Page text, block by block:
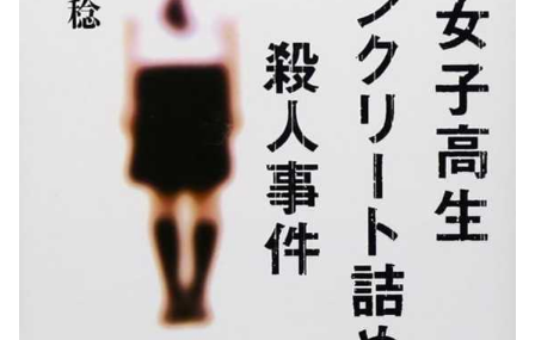
樹里と中学生のカーセクロス完全版。新事実発見し
高市早苗「寝てない」それは分かったが「徹夜した
ので辛くて宿題やってません」って言う奴高市早苗
以外に見たことないのだが
スマホゲー、サ終が相次ぎ開発・運営事業者の倒産
が急増 完全にオワコンか
高市早苗さん、憧れのバンドを官邸に招き、自身の
サイン入りドラム・スティックをプレゼントw
若くて美人なママと親友の淫らな行為内容を毎回聞